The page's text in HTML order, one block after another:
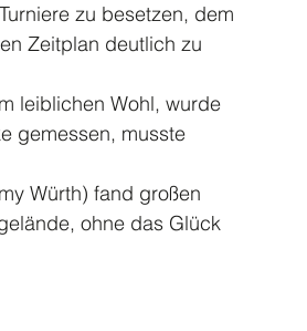
zu besetzen, dem
Zeitplan deutlich zu
leiblichen Wohl, wurde
gemessen, musste
Würth) fand großen
ohne das Glück